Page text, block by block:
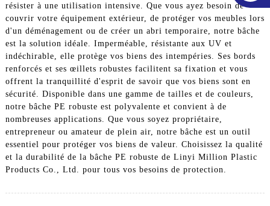
résister à une utilisation intensive. Que vous ayez besoin de
couvrir votre équipement extérieur, de protéger vos meubles lors
d'un déménagement ou de créer un abri temporaire, notre bâche
est la solution idéale. Imperméable, résistante aux UV et
indéchirable, elle protège vos biens des intempéries. Ses bords
renforcés et ses œillets robustes facilitent sa fixation et vous
offrent la tranquillité d'esprit de savoir que vos biens sont en
sécurité. Disponible dans une gamme de tailles et de couleurs,
notre bâche PE robuste est polyvalente et convient à de
nombreuses applications. Que vous soyez propriétaire,
entrepreneur ou amateur de plein air, notre bâche est un outil
essentiel pour protéger vos biens de valeur. Choisissez la qualité
et la durabilité de la bâche PE robuste de Linyi Million Plastic
Products Co., Ltd. pour tous vos besoins de protection.